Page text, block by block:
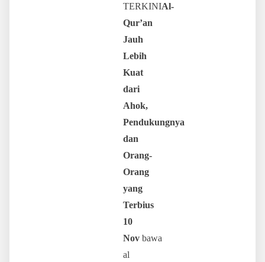
TERKINIAl-
Qur’an
Jauh
Lebih
Kuat
dari
Ahok,
Pendukungnya
dan
Orang-
Orang
yang
Terbius
10
Novbawa
al